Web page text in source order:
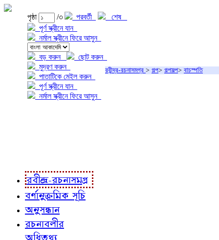
পৃষ্ঠা /৩ পরবর্তী
শেষ
পূর্ণ স্ক্রীনে যান
নর্মাল স্ক্রীনে ফিরে আসুন
বড় করুন
ছোট করুন
মুদ্রণ করুন
পাতাটিকে মেইল করুন
পূর্ণ স্ক্রীনে যান
নর্মাল স্ক্রীনে ফিরে আসুন
রবীন্দ্র-রচনাসমগ্র > গল্প> গল্পসল্প> বাচস্পতি
রবীন্দ্র-রচনাসমগ্র
বর্ণানুক্রমিক সূচি
অনুসন্ধান
রচনাবলীর
অধিতথ্য